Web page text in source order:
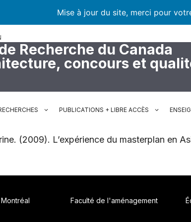
Mise à jour du site, merci pour
Recherche du Canada
concours et
PUBLICATIONS + LIBRE ACCÈS
(2009). L’expérience du masterplan en
Faculté de l'aménagement